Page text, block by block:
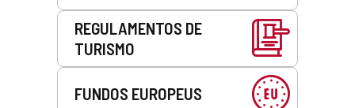
REGULAMENTOS DE
TURISMO
FUNDOS EUROPEUS